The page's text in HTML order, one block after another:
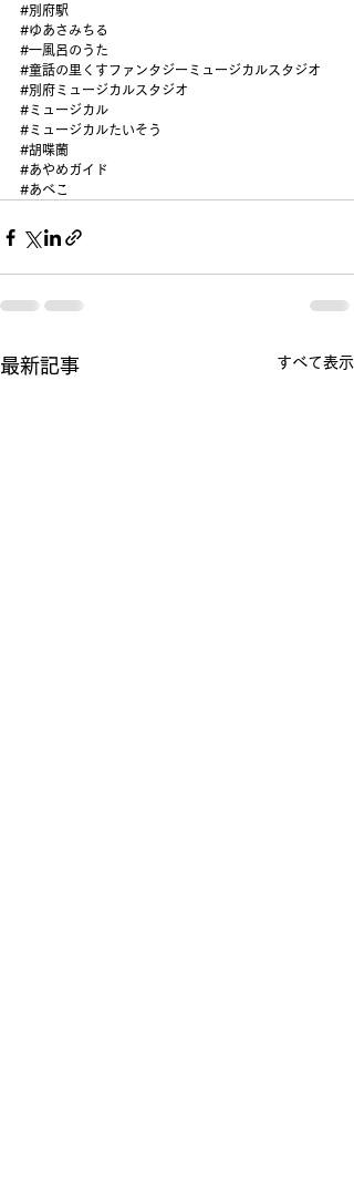
#別府駅
#ゆあさみちる
#一風呂のうた
#童話の里くすファンタジーミュージカルスタジオ
#別府ミュージカルスタジオ
#ミュージカル
#ミュージカルたいそう
#胡喋蘭
#あやめガイド
#あべこ
最新記事 すべて表示